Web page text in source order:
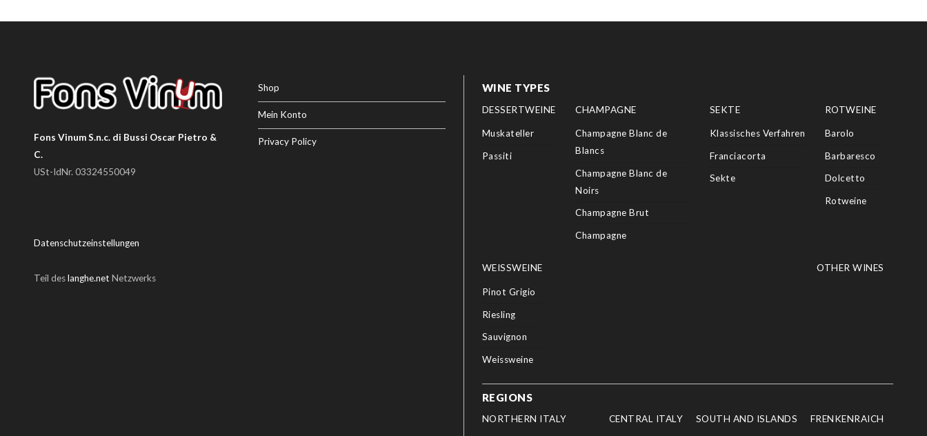
Fons Vinum S.n.c. di Bussi Oscar Pietro &
C.
USt-IdNr. 03324550049
Datenschutzeinstellungen
Teil deslanghe.net Netzwerks
Shop
Mein Konto
Privacy Policy
WINE TYPES
DESSERTWEINE
Muskateller
Passiti
CHAMPAGNE
Champagne Blanc de
Blancs
Champagne Blanc de
Noirs
Champagne Brut
Champagne
SEKTE
Klassisches Verfahren
Franciacorta
Sekte
ROTWEINE
Barolo
Barbaresco
Dolcetto
Rotweine
WEISSWEINE
Pinot Grigio
Riesling
Sauvignon
Weissweine
OTHER WINES
REGIONS
NORTHERN ITALY CENTRAL ITALY SOUTH AND ISLANDS FRENKENRAICH